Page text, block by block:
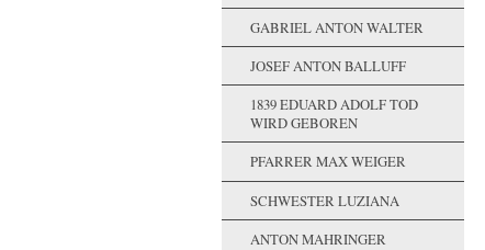
GABRIEL ANTON WALTER
JOSEF ANTON BALLUFF
1839 EDUARD ADOLF TOD
WIRD GEBOREN
PFARRER MAX WEIGER
SCHWESTER LUZIANA
ANTON MAHRINGER